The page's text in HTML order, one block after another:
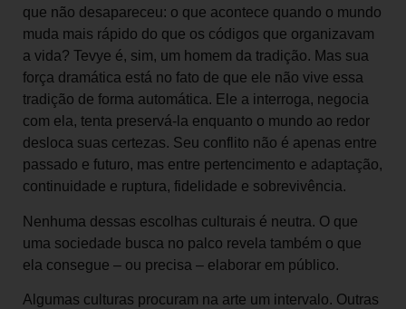
que não desapareceu: o que acontece quando o mundo
muda mais rápido do que os códigos que organizavam
a vida? Tevye é, sim, um homem da tradição. Mas sua
força dramática está no fato de que ele não vive essa
tradição de forma automática. Ele a interroga, negocia
com ela, tenta preservá-la enquanto o mundo ao redor
desloca suas certezas. Seu conflito não é apenas entre
passado e futuro, mas entre pertencimento e adaptação,
continuidade e ruptura, fidelidade e sobrevivência.
Nenhuma dessas escolhas culturais é neutra. O que
uma sociedade busca no palco revela também o que
ela consegue – ou precisa – elaborar em público.
Algumas culturas procuram na arte um intervalo. Outras